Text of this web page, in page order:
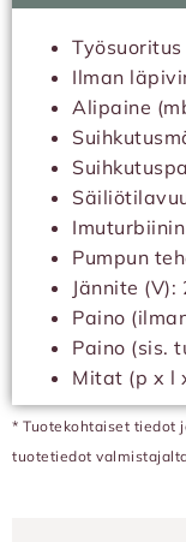
Työsuoritus
Ilman
Alipaine
Pumpun
Jännite (V):
Paino
Paino (sis.
Mitat (p x l
* Tuotekohtaiset tiedot
tuotetiedot